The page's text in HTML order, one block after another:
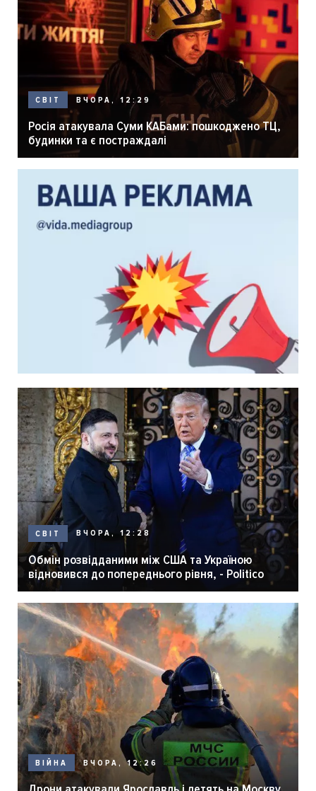
СВІТ ВЧОРА, 12:29
Росія атакувала Суми КАБами: пошкоджено ТЦ,
будинки та є постраждалі
СВІТ ВЧОРА, 12:28
Обмін розвідданими між США та Україною
відновився до попереднього рівня, - Politico
ВІЙНА ВЧОРА, 12:26